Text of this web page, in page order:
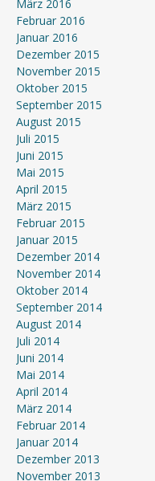
März 2016
Februar 2016
Januar 2016
Dezember 2015
November 2015
Oktober 2015
September 2015
August 2015
Juli 2015
Juni 2015
Mai 2015
April 2015
März 2015
Februar 2015
Januar 2015
Dezember 2014
November 2014
Oktober 2014
September 2014
August 2014
Juli 2014
Juni 2014
Mai 2014
April 2014
März 2014
Februar 2014
Januar 2014
Dezember 2013
November 2013